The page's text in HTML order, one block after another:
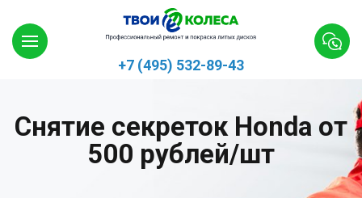
+7 (495) 532-89-43
Снятие секреток Honda от
500 рублей/шт